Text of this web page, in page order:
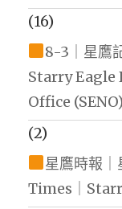
(16)
8-3｜星鷹
Starry Eagle
Office (SENO)
(2)
星鷹時報
Times｜